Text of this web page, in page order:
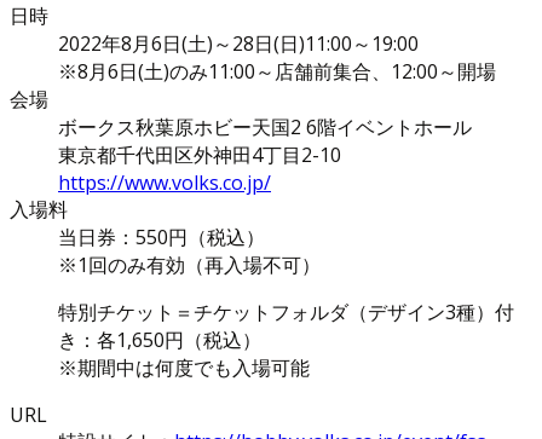
日時
2022年8月6日(土)～28日(日)11:00～19:00
※8月6日(土)のみ11:00～店舗前集合、12:00～開場
会場
ボークス秋葉原ホビー天国2 6階イベントホール
東京都千代田区外神田4丁目2-10
https://www.volks.co.jp/
入場料
当日券：550円（税込）
※1回のみ有効（再入場不可）
特別チケット＝チケットフォルダ（デザイン3種）付
き：各1,650円（税込）
※期間中は何度でも入場可能
URL